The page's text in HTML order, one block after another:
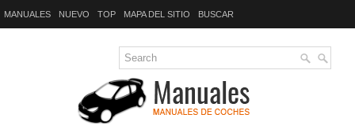
MANUALES NUEVO TOP MAPA DEL SITIO BUSCAR